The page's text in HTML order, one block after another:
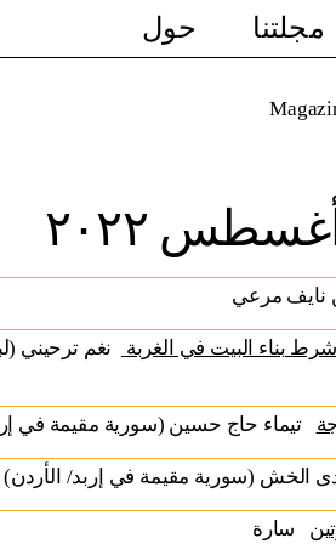
حول مجلتنا
نايف مرعي
شرط بناء البيت في الغربة نغم ترحيني
تيماء حاج حسين (سورية مقيمة في
الخش (سورية مقيمة في إربد/ الأردن)
سارة